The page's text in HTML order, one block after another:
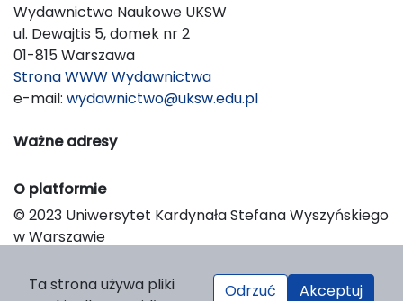
Wydawnictwo Naukowe UKSW
ul. Dewajtis 5, domek nr 2
01-815 Warszawa
Strona WWW Wydawnictwa
e-mail: wydawnictwo@uksw.edu.pl
Ważne adresy
O platformie
© 2023 Uniwersytet Kardynała Stefana Wyszyńskiego
w Warszawie
Platform & Workflow by OJS/PKP
Ta strona używa pliki
Odrzuć Akceptuj